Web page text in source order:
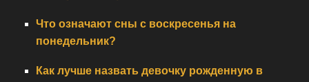
Что означают сны с воскресенья на
понедельник?
Как лучше назвать девочку рожденную в